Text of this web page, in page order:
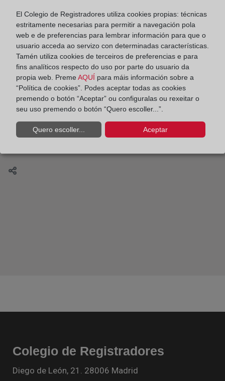
Cómo inscribir en el Registro mi nueva casa si
quien me la vende no la tenía registrada a su
nombre
Tres conceptos básicos sobre la inmatriculación
Colegio de Registradores
Diego de León, 21. 28006 Madrid
El Colegio de Registradores utiliza cookies propias: técnicas
estritamente necesarias para permitir a navegación pola
web e de preferencias para lembrar información para que o
usuario acceda ao servizo con determinadas características.
Tamén utiliza cookies de terceiros de preferencias e para
fins analíticos respecto do uso por parte do usuario da
propia web. Preme AQUÍ para máis información sobre a
“Política de cookies”. Podes aceptar todas as cookies
premendo o botón “Aceptar” ou configuralas ou rexeitar o
seu uso premendo o botón “Quero escoller...”.
Quero escoller... Aceptar